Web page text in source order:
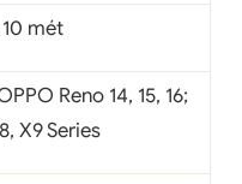
mét
Reno 14, 15, 16;
X9 Series